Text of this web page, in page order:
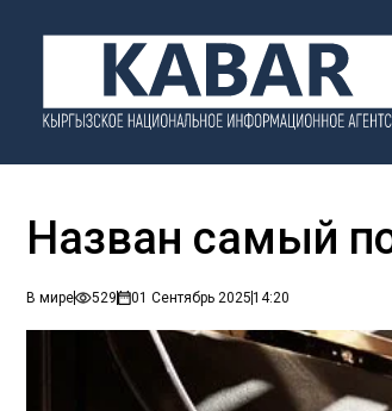
Назван самый
В мире 529 01 Сентябрь 202514:20